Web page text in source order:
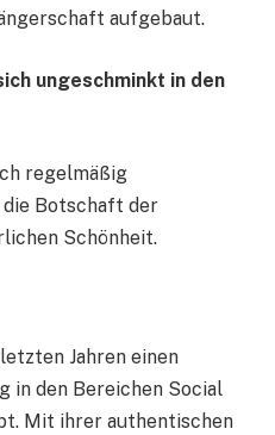
aufgebaut.
ungeschminkt in den
regelmäßig
Botschaft der
Schönheit.
Jahren einen
in den Bereichen Social
Mit ihrer authentischen